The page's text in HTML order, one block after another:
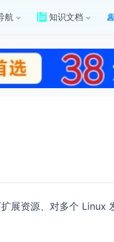
航 知识文档
展资源、对多个